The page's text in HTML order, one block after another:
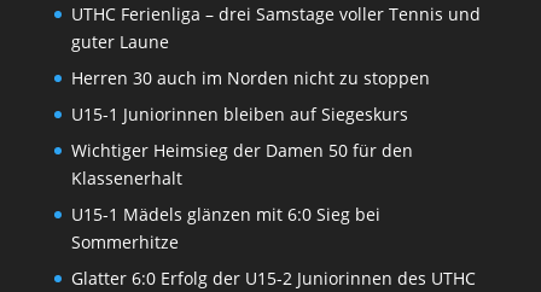
UTHC Ferienliga – drei Samstage voller Tennis und
guter Laune
Herren 30 auch im Norden nicht zu stoppen
U15-1 Juniorinnen bleiben auf Siegeskurs
Wichtiger Heimsieg der Damen 50 für den
Klassenerhalt
U15-1 Mädels glänzen mit 6:0 Sieg bei
Sommerhitze
Glatter 6:0 Erfolg der U15-2 Juniorinnen des UTHC